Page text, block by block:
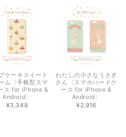
ケーキスイート
ム〈手帳型スマ
ス for iPhone &
Android〉
¥3,348
わたしの小さなうさぎ
さん〈スマホハードケ
ース for iPhone &
Android〉
¥2,916